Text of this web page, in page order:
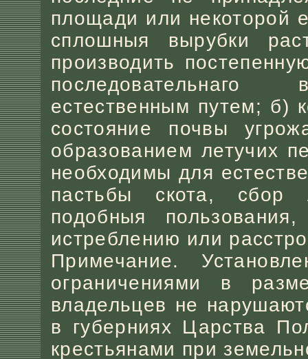
площади или некоторой
сплошныя вырубки
производить
последовательнаго
естественным путем; б)
состояние почвы
образованием летучих
необходимы для
пастьбы скота, сбор
подобныя
истреблению или
Примечание.
ограничениями в
владельцев не
в губерниях Царства
крестьянами при